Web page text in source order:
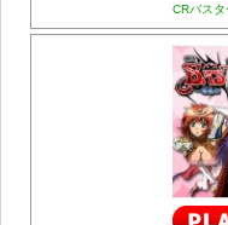
CRバス